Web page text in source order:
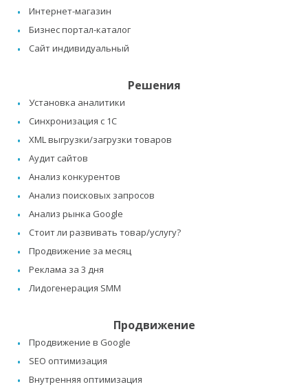
Интернет-магазин
Бизнес портал-каталог
Сайт индивидуальный
Решения
Установка аналитики
Синхронизация с 1C
XML выгрузки/загрузки товаров
Аудит сайтов
Анализ конкурентов
Анализ поисковых запросов
Анализ рынка Google
Стоит ли развивать товар/услугу?
Продвижение за месяц
Реклама за 3 дня
Лидогенерация SMM
Продвижение
Продвижение в Google
SEO оптимизация
Внутренняя оптимизация